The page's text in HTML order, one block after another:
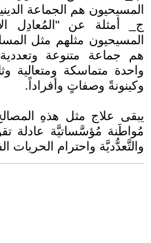
المسيحيون هم الجماعة
ج_ أمثلة عن "المُعادِل
المسيحيون مثلهم مثل
هم جماعة متنوعة
واحدة متماسكة ومتعالية
وكينونةً وصفاتٍ وأفراداً.
يبقى علاج مثل هذهِ
مُواطَنة مُؤسَّساتيَّة عادلة
والتَّعدُّديَّة واحترام الحريات